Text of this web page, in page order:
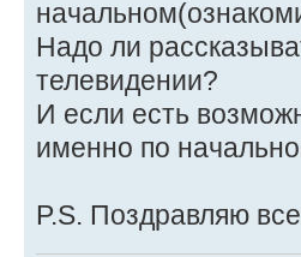
Надо ли
телевидении?
И если есть
именно по
P.S. Поздравляю